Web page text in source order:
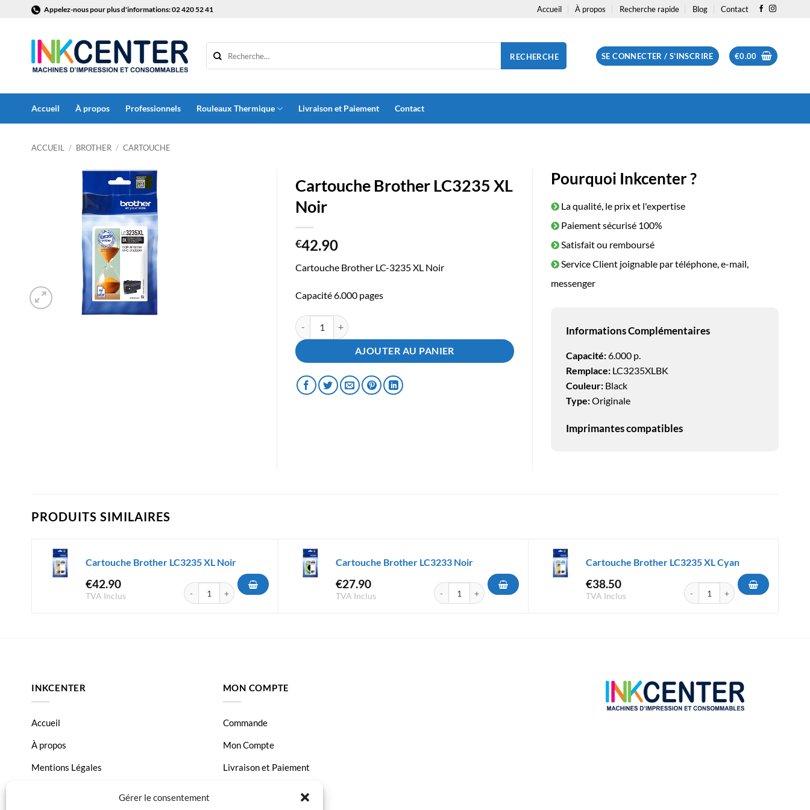
Gérer le consentement
contenu
Appelez-nous pour plus d'informations: 02 420 52 41 Accueil À propos Recherche rapide Blog Contact
RECHERCHE SE CONNECTER / S’INSCRIRE €0.00
Accueil À propos Professionnels Rouleaux Thermique Livraison et Paiement Contact
ACCUEIL / BROTHER / CARTOUCHE
Cartouche Brother LC3235 XL
Noir
€42.90
Cartouche Brother LC-3235 XL Noir
Capacité 6.000 pages
quantité de Cartouche Brother LC3235 XL Noir
AJOUTER AU PANIER
Pourquoi Inkcenter ?
La qualité, le prix et l'expertise
Paiement sécurisé 100%
Satisfait ou remboursé
Service Client joignable par téléphone, e-mail,
messenger
Informations Complémentaires
Capacité:6.000 p.
Remplace: LC3235XLBK
Couleur: Black
Type:Originale
Imprimantes compatibles
PRODUITS SIMILAIRES
Cartouche Brother LC3235 XL Noir
€42.90
TVA Inclus
quantité de Cartouche Brother LC3235 XL Noir
Cartouche Brother LC3233 Noir
€27.90
TVA Inclus
quantité de Cartouche Brother LC3233 Noir
Cartouche Brother LC3235 XL Cyan
€38.50
TVA Inclus
quantité de Cartouche Brother
INKCENTER
Accueil
À propos
Mentions Légales
MON COMPTE
Commande
Mon Compte
Livraison et Paiement